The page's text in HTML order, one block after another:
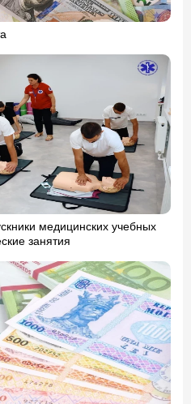
медицинских учебных
занятия